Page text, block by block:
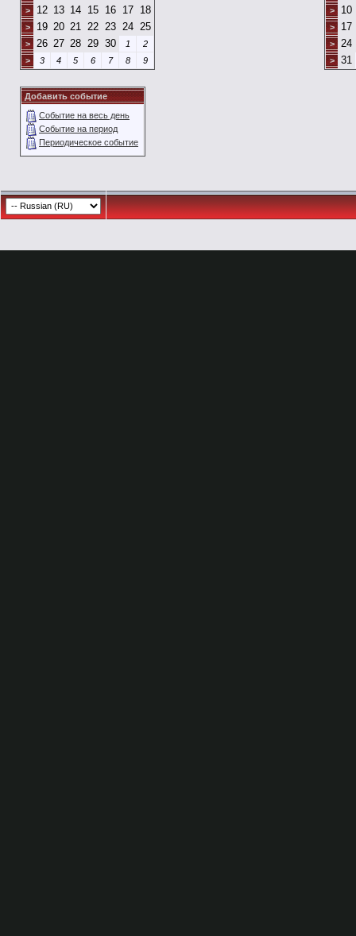
> 12 13 14 15 16 17 18
> 19 20 21 22 23 24 25
> 26 27 28 29 30 1
2
>
3 4 5 6 7 8 9
> 10
> 17
> 24
> 31
Добавить событие
Событие на весь день
Событие на период
Периодическое событие